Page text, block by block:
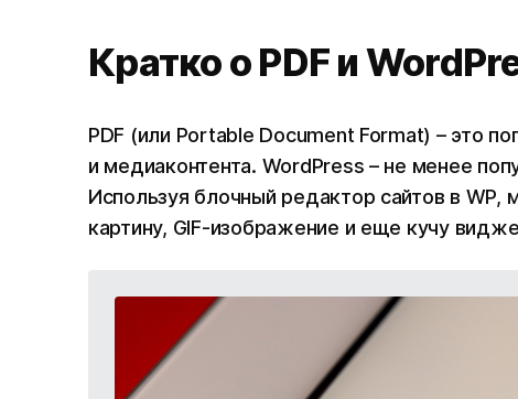
Кратко о PDF и
PDF (или Portable Document Format) – это
и медиаконтента. WordPress – не менее
Используя блочный редактор сайтов в
картину, GIF-изображение и еще кучу